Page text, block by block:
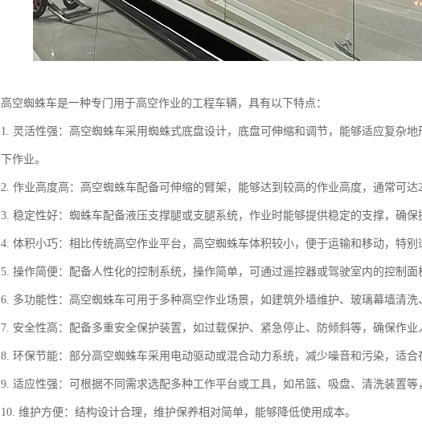
高空蜘蛛车是一种专门用于高空作业的工程车辆，具有以下特点：
1. 灵活性强：高空蜘蛛车采用蜘蛛式底盘设计，底盘可伸缩和调节，能够适应复杂
下作业。
2. 作业高度高：高空蜘蛛车配备可伸缩的臂架，能够达到较高的作业高度，通常可
3. 稳定性好：蜘蛛车配备液压支撑腿或支腿系统，作业时能够提供稳定的支撑，确
4. 体积小巧：相比传统高空作业平台，高空蜘蛛车体积较小，便于运输和移动，特
5. 操作简便：配备人性化的控制系统，操作简单，可通过遥控器或驾驶室内的控制面
6. 多功能性：高空蜘蛛车可用于多种高空作业场景，如建筑外墙维护、玻璃幕墙清
7. 安全性高：配备多重安全保护装置，如过载保护、紧急停止、防倾斜等，确保作
8. 环保节能：部分高空蜘蛛车采用电动驱动或混合动力系统，减少噪音和污染，适
9. 适应性强：可根据不同需求选配多种工作平台或工具，如吊篮、吸盘、清洗装置
10. 维护方便：结构设计合理，维护保养相对简单，能够降低使用成本。